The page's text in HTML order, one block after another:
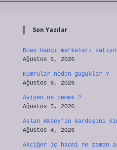
Sidebar
Son Yazılar
Doas hangi markaları
Ağustos 6, 2026
Kumrular neden guguklar ?
Ağustos 6, 2026
Avişen ne demek ?
Ağustos 5, 2026
Aslan Akbey’in kardeşini
Ağustos 4, 2026
Akciğer iç hacmi ne zaman